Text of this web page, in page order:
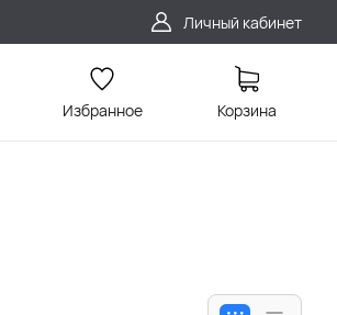
Личный кабинет
Избранное Корзина